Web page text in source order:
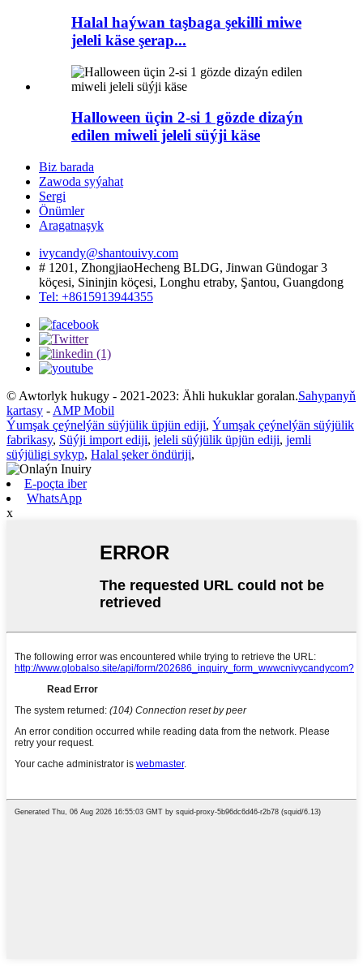
Halal haýwan taşbaga şekilli miwe
jeleli käse şerap...
Halloween üçin 2-si 1 gözde dizaýn
edilen miweli jeleli süýji käse
Biz barada
Zawoda syýahat
Sergi
Önümler
Aragatnaşyk
ivycandy@shantouivy.com
# 1201, ZhongjiaoHecheng BLDG, Jinwan Gündogar 3
köçesi, Sininjin köçesi, Longhu etraby, Şantou, Guangdong
Tel: +8615913944355
© Awtorlyk hukugy - 2021-2023: Ähli hukuklar goralan.Sahypanyň
kartasy - AMP Mobil
Ýumşak çeýnelýän süýjülik üpjün ediji, Ýumşak çeýnelýän süýjülik
fabrikasy, Süýji import ediji, jeleli süýjülik üpjün ediji, jemli
süýjüligi sykyp, Halal şeker öndüriji,
E-poçta iber
WhatsApp
x